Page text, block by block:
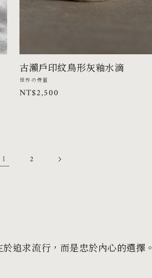
古瀨戶印紋鳥形灰釉水滴
廠
商：
世界の骨董
定
NT$2,500
1 2
追求流行，而是忠於內心的選擇。